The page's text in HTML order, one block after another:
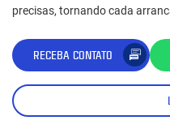
precisas, tornando cada
RECEBA CONTATO